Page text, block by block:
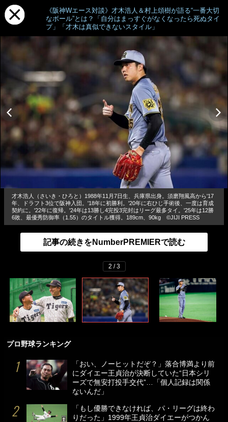
《阪神Wエース対談》才木浩人＆村上頌樹が語る“一番大切
なボール”とは？「自分はまっすぐがなくなったら死ぬタイ
プ」「才木は真似できないスタイル」
才木浩人（さいき・ひろと）1988年11月7日生、兵庫県出身。須磨翔風高から'17
年、ドラフト3位で阪神入団。'18年に初勝利。'20年に右ひじ手術後、一度は育成
契約に。'22年に復帰。'24年は13勝し4完投3完封はリーグ最多タイ。'25年は12勝
6敗、最優秀防御率（1.55）のタイトル獲得。189cm、90kg ©JIJI PRESS
記事の続きをNumberPREMIERで読む
2 / 3
プロ野球ランキング
「おい、ノーヒットだぞ？」落合博満より前
にダイエー王貞治が決断していた“日本シリ
ーズで無安打投手交代”…「個人記録は関係
ないんだ」
「もし優勝できなければ、パ・リーグは終わ
りだった」1999年王貞治ダイエーがつかん